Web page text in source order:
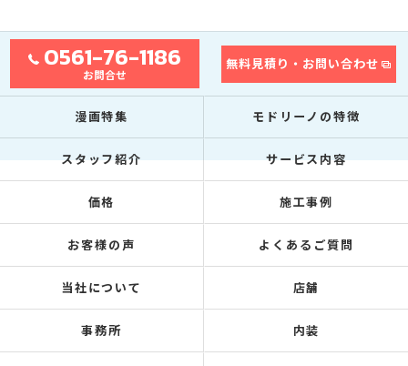
0561-76-1186
お問合せ
無料見積り・お問い合わせ
漫画特集 モドリーノの特徴
スタッフ紹介 サービス内容
価格 施工事例
お客様の声 よくあるご質問
当社について 店舗
事務所 内装